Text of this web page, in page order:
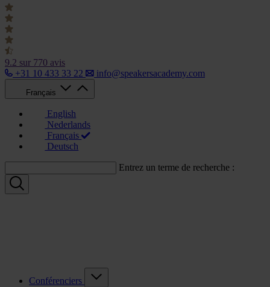
9.2 sur 770 avis
+31 10 433 33 22
info@speakersacademy.com
Français
English
Nederlands
Français
Deutsch
Entrez un terme de recherche :
Conférenciers